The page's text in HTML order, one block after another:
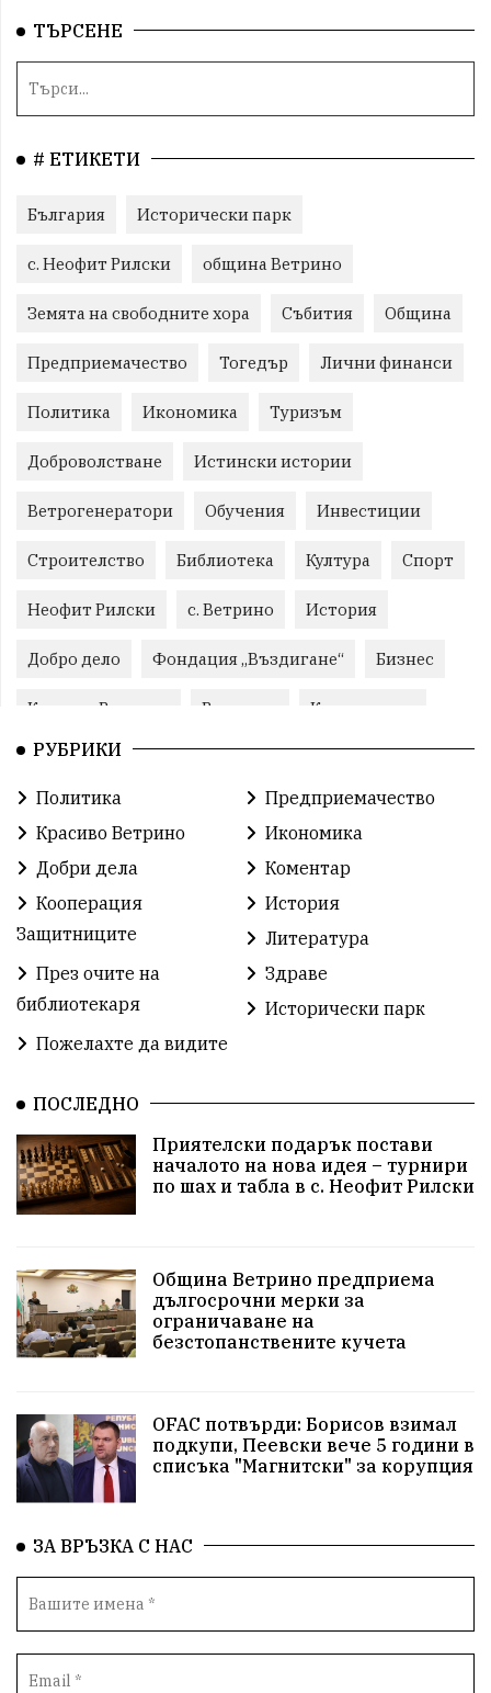
ТЪРСЕНЕ
# ЕТИКЕТИ
България Исторически парк
с. Неофит Рилски община Ветрино
Земята на свободните хора Събития Община
Предприемачество Тогедър Лични финанси
Политика Икономика Туризъм
Доброволстване Истински истории
Ветрогенератори Обучения Инвестиции
Строителство Библиотека Култура Спорт
Неофит Рилски с. Ветрино История
Добро дело Фондация „Въздигане“ Бизнес
Красиво Ветрино Развитие Криминално
Фондация Въздигане
Автосъбитие Празници Розариумът
Партия "Величие" Здраве
СУ „Христо Ботев“ – Ветрино Вълчи дол
Предстоящи Доброволчески дейности
Забавления Второ българско царство
Храна от село Лична инициатива
Здравословно Изкуство Заедно за България
Актуално Образователно
Красиво Ветрино защитниците
Детски лагер Вяра Евроатлантизъм
Народно читалище Изобразително изкуство
български художници
Семейство Новости Български Юнак
Възстановки
РУБРИКИ
Политика
Предприемачество
Красиво Ветрино
Икономика
Добри дела
Коментар
Кооперация
Защитниците
История
Литература
През очите на
библиотекаря
Здраве
Исторически парк
Пожелахте да видите
ПОСЛЕДНО
Приятелски подарък постави
началото на нова идея – турнири
по шах и табла в с. Неофит Рилски
Община Ветрино предприема
дългосрочни мерки за
ограничаване на
безстопанствените кучета
OFAC потвърди: Борисов взимал
подкупи, Пеевски вече 5 години в
списъка "Магнитски" за корупция
ЗА ВРЪЗКА С НАС